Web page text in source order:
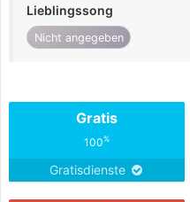
Lieblingssong
Nicht angegeben
Gratis
100%
Gratisdienste